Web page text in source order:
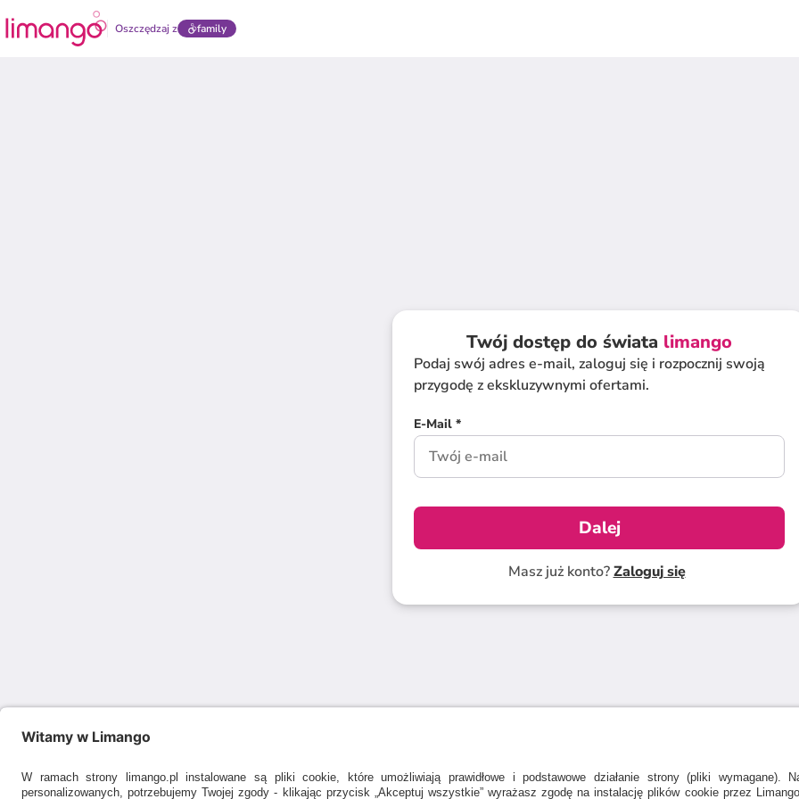
Oszczędzaj z family
Twój dostęp do świata limango
Podaj swój adres e-mail, zaloguj się i rozpocznij swoją
przygodę z ekskluzywnymi ofertami.
E-Mail *
Dalej
Masz już konto?Zaloguj się